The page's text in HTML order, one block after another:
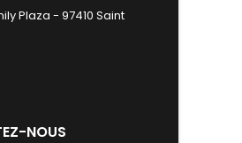
Plaza - 97410 Saint
NOUS